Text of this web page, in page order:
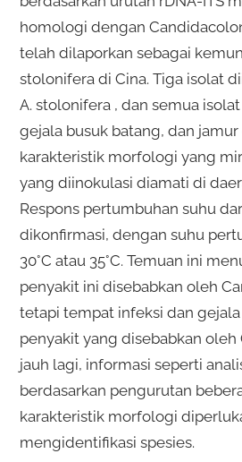
homologi dengan
telah dilaporkan sebagai
stolonifera di Cina. Tiga isolat
A. stolonifera , dan semua
gejala busuk batang, dan
karakteristik morfologi yang
yang diinokulasi diamati di
Respons pertumbuhan suhu
dikonfirmasi, dengan suhu
30°C atau 35°C. Temuan ini
penyakit ini disebabkan oleh
tetapi tempat infeksi dan
penyakit yang disebabkan oleh
jauh lagi, informasi seperti
berdasarkan pengurutan
karakteristik morfologi
mengidentifikasi spesies.